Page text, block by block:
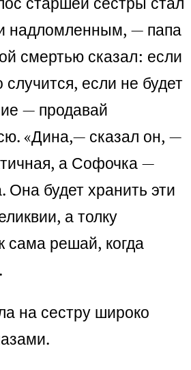
надломленным, — папа
смертью сказал: если
если не будет
— продавай
«Дина,— сказал он, —
а Софочка —
Она будет хранить эти
а толку
сама решай, когда
на сестру широко